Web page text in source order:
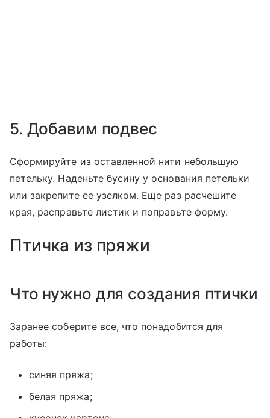
5. Добавим подвес
Сформируйте из оставленной нити небольшую
петельку. Наденьте бусину у основания петельки
или закрепите ее узелком. Еще раз расчешите
края, расправьте листик и поправьте форму.
Птичка из пряжи
Что нужно для создания птички
Заранее соберите все, что понадобится для
работы:
синяя пряжа;
белая пряжа;